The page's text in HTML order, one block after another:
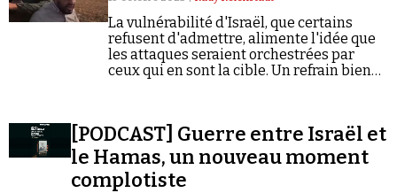
La vulnérabilité d'Israël, que certains
refusent d'admettre, alimente l'idée que
les attaques seraient orchestrées par
ceux qui en sont la cible. Un refrain bien
[PODCAST] Guerre entre Israël et
le Hamas, un nouveau moment
complotiste